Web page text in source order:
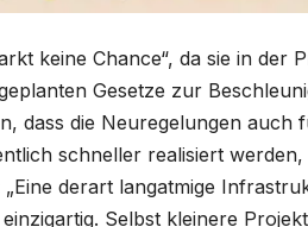
keine Chance“, da sie in der
Gesetze zur
dass die Neuregelungen auch
schneller realisiert werden,
derart langatmige
Selbst kleinere